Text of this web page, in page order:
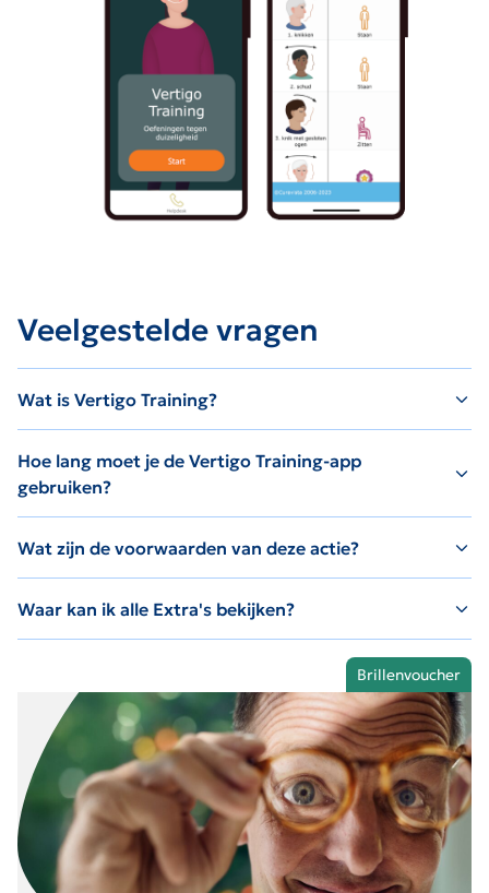
Veelgestelde vragen
Wat is Vertigo Training?
Hoe lang moet je de Vertigo Training-app
gebruiken?
Wat zijn de voorwaarden van deze actie?
Waar kan ik alle Extra's bekijken?
Brillenvoucher